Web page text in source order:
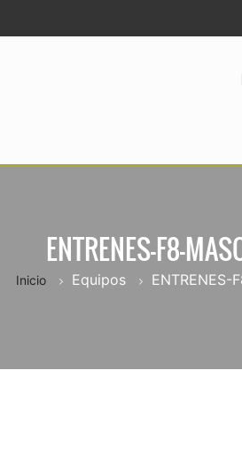
ENTRENES-F8-
Inicio Equipos ENTRENES-